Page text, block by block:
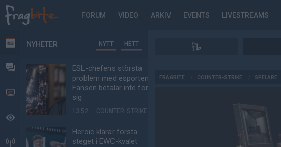
FORUM VIDEO ARKIV EVENTS LIVESTREAMS
NYHETER
FORUM
VIDEO
HÄNDELSER
NYHETER NYTT HETT
ESL-chefens största
problem med esporten:
Fansen betalar inte för
sig
13:52 COUNTER-STRIKE
Heroic klarar första
steget i EWC-kvalet
FRAGBITE COUNTER-STRIKE SPELARE